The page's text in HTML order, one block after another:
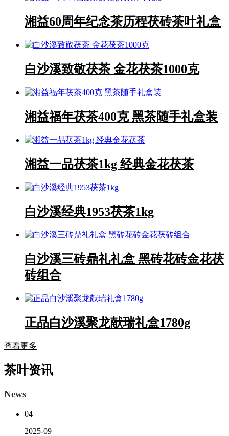
湘益60周年纪念茶历程茯砖茶叶礼盒
白沙溪致敬茯茶 金花茯茶1000克
湘益福年茯茶400克 黑茶随手礼盒装
湘益一品茯茶1kg 经典金花茯茶
白沙溪经典1953茯茶1kg
白沙溪三砖鼎礼礼盒 黑砖花砖金花茯
砖组合
正品白沙溪聚龙献瑞礼盒1780g
查看更多
茶叶资讯
News
04
2025-09